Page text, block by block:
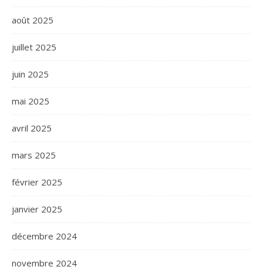
août 2025
juillet 2025
juin 2025
mai 2025
avril 2025
mars 2025
février 2025
janvier 2025
décembre 2024
novembre 2024